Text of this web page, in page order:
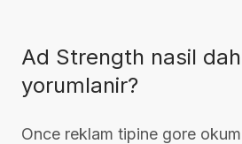
Ad Strength nasil
yorumlanir?
Once reklam tipine gore